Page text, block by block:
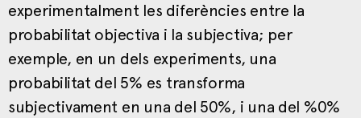
experimentalment les diferències entre la
probabilitat objectiva i la subjectiva; per
exemple, en un dels experiments, una
probabilitat del 5% es transforma
subjectivament en una del 50%, i una del %0%